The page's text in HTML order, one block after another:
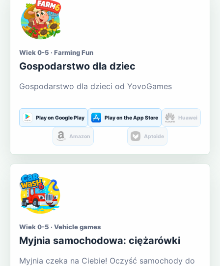
Wiek 0-5 · Farming Fun
Gospodarstwo dla dziec
Gospodarstwo dla dzieci od YovoGames
Play on Google Play Play on the App Store Huawei
Amazon Aptoide
Wiek 0-5 · Vehicle games
Myjnia samochodowa: ciężarówki
Myjnia czeka na Ciebie! Oczyść samochody do